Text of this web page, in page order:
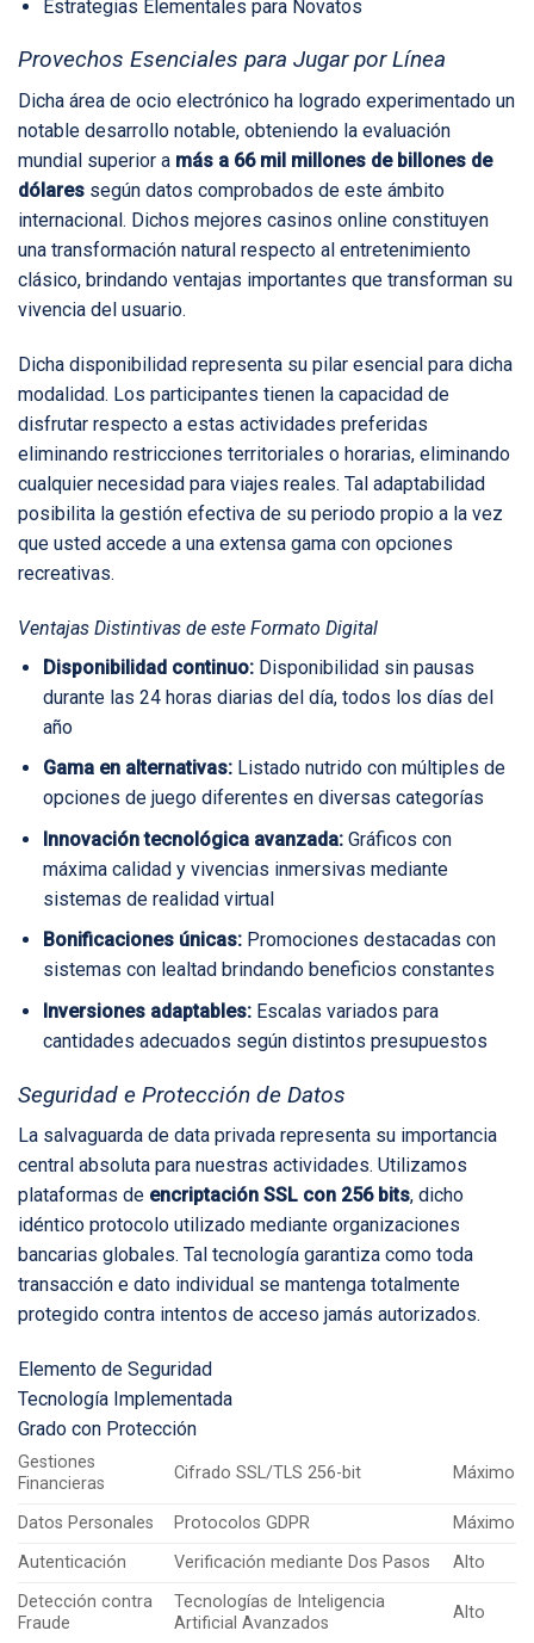
Estrategias Elementales para Novatos
Provechos Esenciales para Jugar por Línea
Dicha área de ocio electrónico ha logrado experimentado un
notable desarrollo notable, obteniendo la evaluación
mundial superior a más a 66 mil millones de billones de
dólares según datos comprobados de este ámbito
internacional. Dichos mejores casinos online constituyen
una transformación natural respecto al entretenimiento
clásico, brindando ventajas importantes que transforman su
vivencia del usuario.
Dicha disponibilidad representa su pilar esencial para dicha
modalidad. Los participantes tienen la capacidad de
disfrutar respecto a estas actividades preferidas
eliminando restricciones territoriales o horarias, eliminando
cualquier necesidad para viajes reales. Tal adaptabilidad
posibilita la gestión efectiva de su periodo propio a la vez
que usted accede a una extensa gama con opciones
recreativas.
Ventajas Distintivas de este Formato Digital
Disponibilidad continuo:Disponibilidad sin pausas
durante las 24 horas diarias del día, todos los días del
año
Gama en alternativas:Listado nutrido con múltiples de
opciones de juego diferentes en diversas categorías
Innovación tecnológica avanzada:Gráficos con
máxima calidad y vivencias inmersivas mediante
sistemas de realidad virtual
Bonificaciones únicas:Promociones destacadas con
sistemas con lealtad brindando beneficios constantes
Inversiones adaptables:Escalas variados para
cantidades adecuados según distintos presupuestos
Seguridad e Protección de Datos
La salvaguarda de data privada representa su importancia
central absoluta para nuestras actividades. Utilizamos
plataformas de encriptación SSL con 256 bits, dicho
idéntico protocolo utilizado mediante organizaciones
bancarias globales. Tal tecnología garantiza como toda
transacción e dato individual se mantenga totalmente
protegido contra intentos de acceso jamás autorizados.
Elemento de Seguridad
Tecnología Implementada
Grado con Protección
Gestiones
Financieras
Cifrado SSL/TLS 256-bit Máximo
Datos Personales Protocolos GDPR
Máximo
Autenticación
Verificación mediante Dos Pasos
Alto
Detección contra
Fraude
Tecnologías de Inteligencia
Artificial Avanzados
Alto